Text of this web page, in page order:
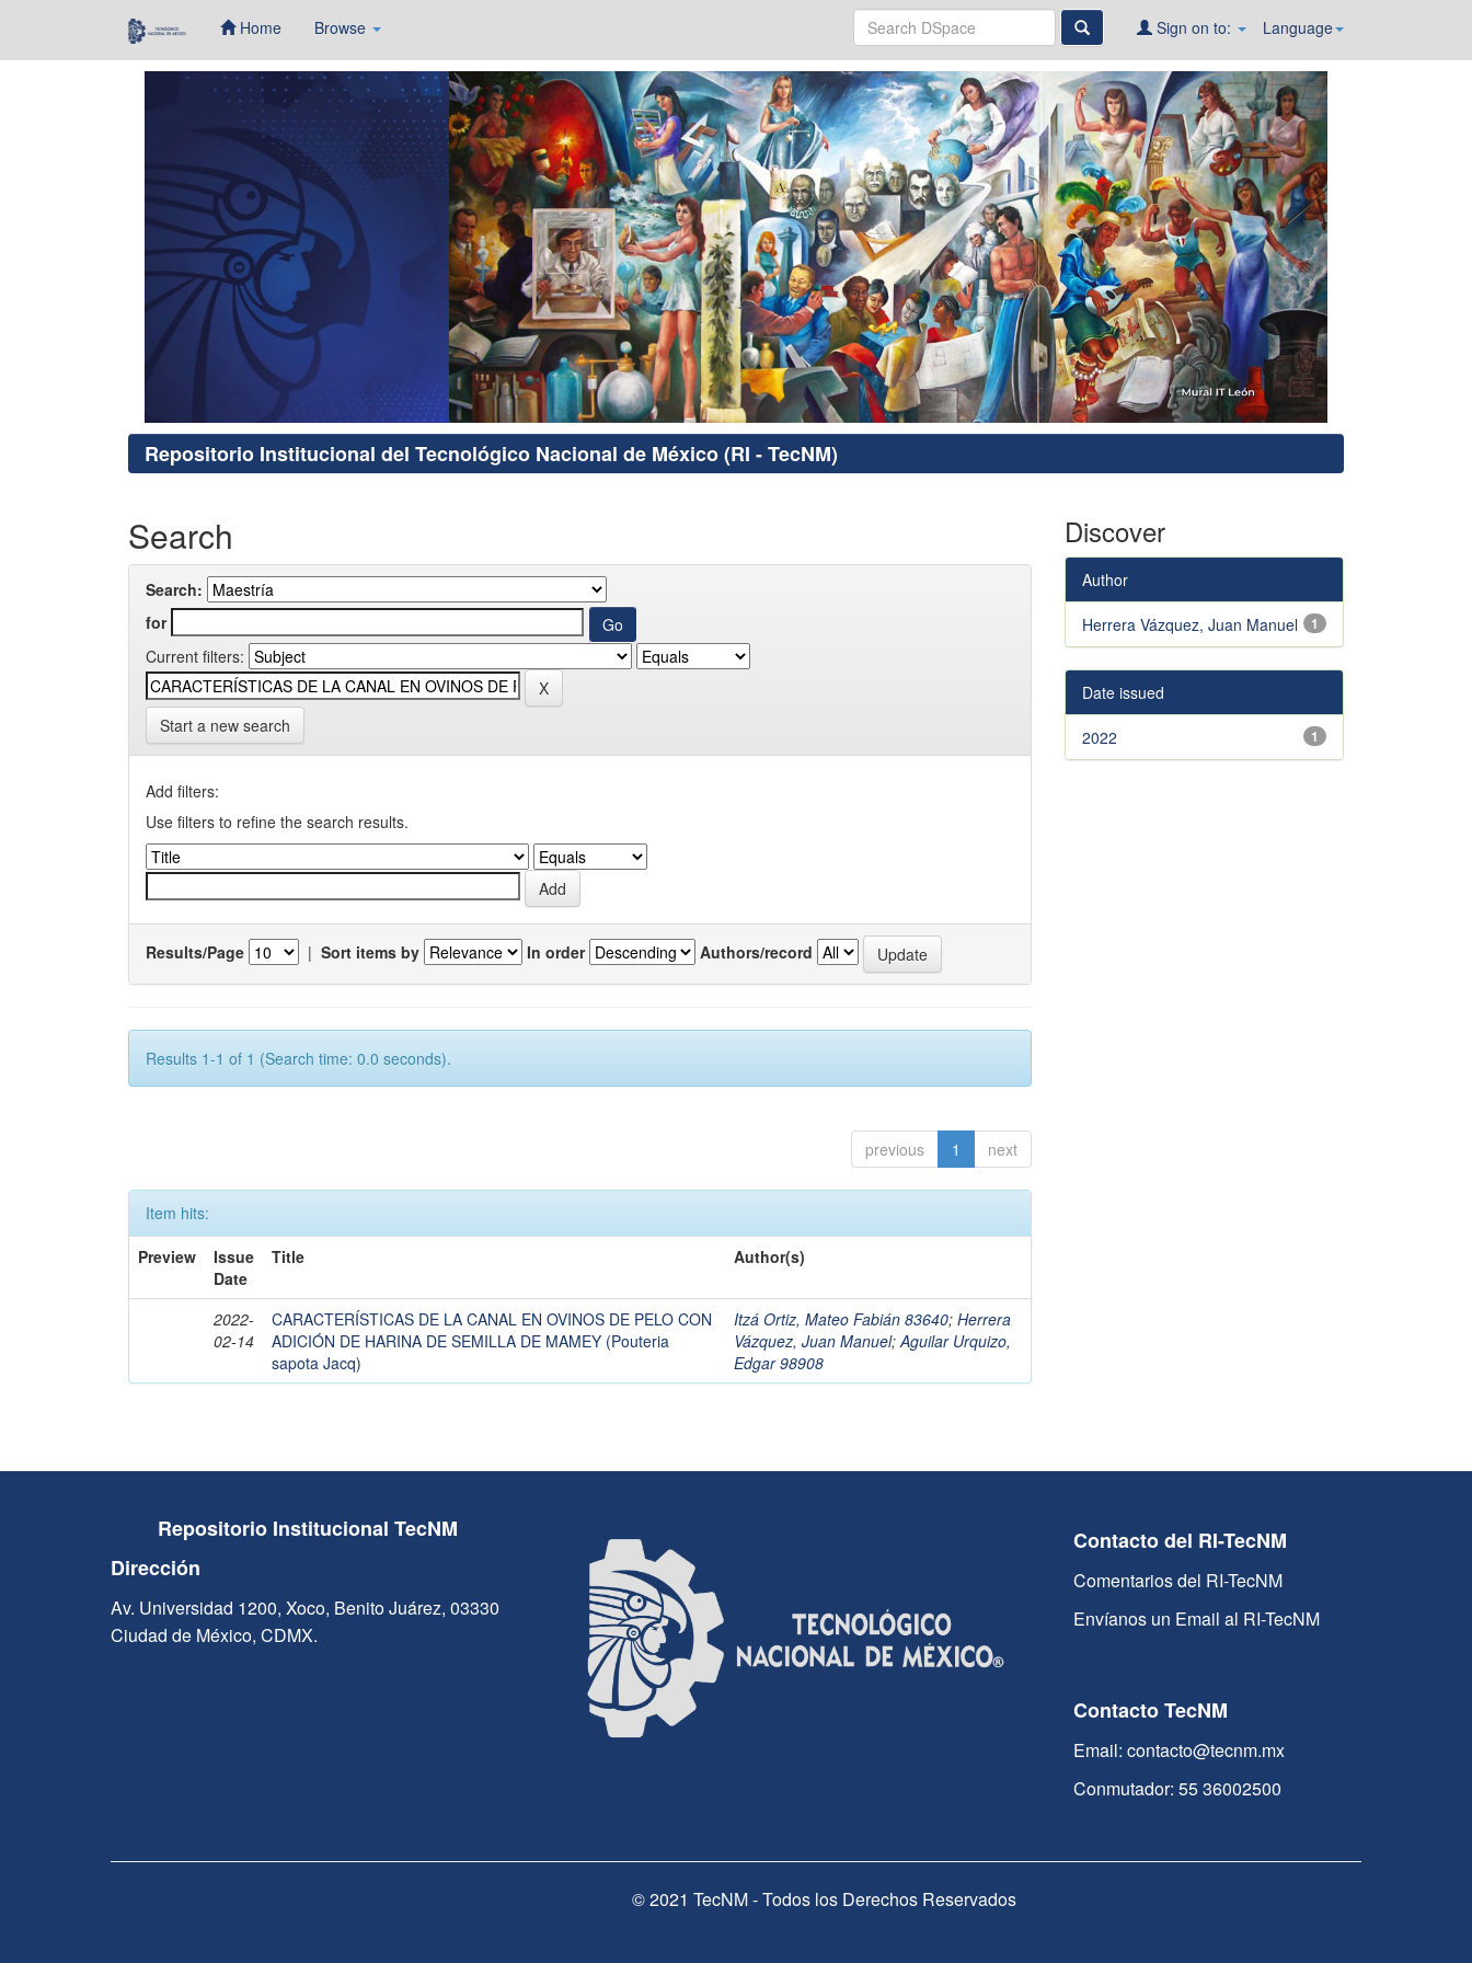
Home Browse Language
Sign on to:
Repositorio Institucional del Tecnológico Nacional de México (RI - TecNM)
Search
Search:
for
Current filters:
Start a new search
Add filters:
Use filters to refine the search results.
Results/Page | Sort items by In order Authors/record
Results 1-1 of 1 (Search time: 0.0 seconds).
previous 1 next
Item hits:
Preview
Issue
Date
Title Author(s)
2022-
02-14
CARACTERÍSTICAS DE LA CANAL EN OVINOS DE PELO CON
ADICIÓN DE HARINA DE SEMILLA DE MAMEY (Pouteria
sapota Jacq)
Itzá Ortiz, Mateo Fabián 83640; Herrera
Vázquez, Juan Manuel;Aguilar Urquizo,
Edgar 98908
Discover
Author
1
Herrera Vázquez, Juan Manuel
Date issued
1
2022
Repositorio Institucional TecNM
Dirección
Av. Universidad 1200, Xoco, Benito Juárez, 03330
Ciudad de México, CDMX.
Contacto del RI-TecNM
Comentarios del RI-TecNM
Envíanos un Email al RI-TecNM
Contacto TecNM
Email: contacto@tecnm.mx
Conmutador: 55 36002500
© 2021 TecNM - Todos los Derechos Reservados